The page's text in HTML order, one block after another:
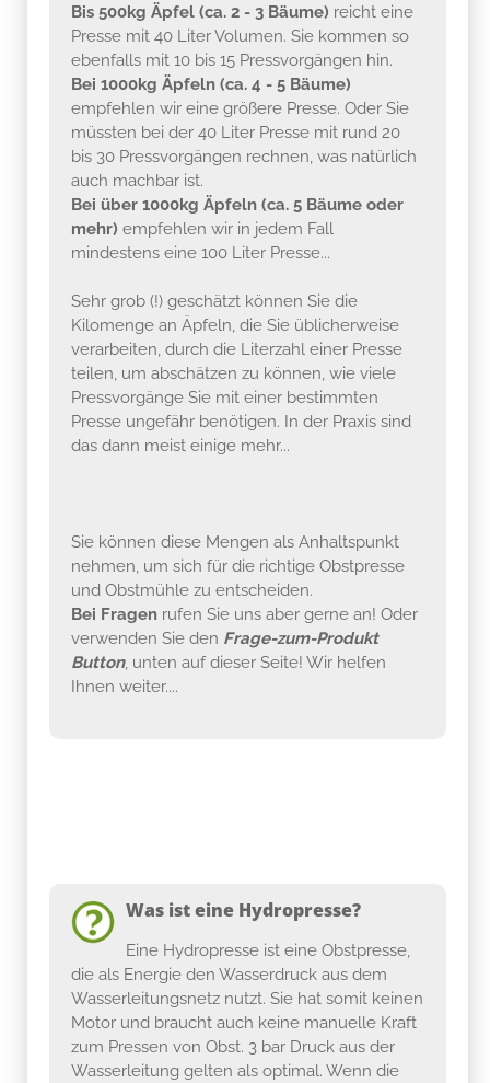
Bis 500kg Äpfel (ca. 2 - 3 Bäume) reicht eine
Presse mit 40 Liter Volumen. Sie kommen so
ebenfalls mit 10 bis 15 Pressvorgängen hin.
Bei 1000kg Äpfeln (ca. 4 - 5 Bäume)
empfehlen wir eine größere Presse. Oder Sie
müssten bei der 40 Liter Presse mit rund 20
bis 30 Pressvorgängen rechnen, was natürlich
auch machbar ist.
Bei über 1000kg Äpfeln (ca. 5 Bäume oder
mehr) empfehlen wir in jedem Fall
mindestens eine 100 Liter Presse...
Sehr grob (!) geschätzt können Sie die
Kilomenge an Äpfeln, die Sie üblicherweise
verarbeiten, durch die Literzahl einer Presse
teilen, um abschätzen zu können, wie viele
Pressvorgänge Sie mit einer bestimmten
Presse ungefähr benötigen. In der Praxis sind
das dann meist einige mehr...
Sie können diese Mengen als Anhaltspunkt
nehmen, um sich für die richtige Obstpresse
und Obstmühle zu entscheiden.
Bei Fragen rufen Sie uns aber gerne an! Oder
verwenden Sie den Frage-zum-Produkt
Button, unten auf dieser Seite! Wir helfen
Ihnen weiter....
Was ist eine Hydropresse?
Eine Hydropresse ist eine Obstpresse,
die als Energie den Wasserdruck aus dem
Wasserleitungsnetz nutzt. Sie hat somit keinen
Motor und braucht auch keine manuelle Kraft
zum Pressen von Obst. 3 bar Druck aus der
Wasserleitung gelten als optimal. Wenn die